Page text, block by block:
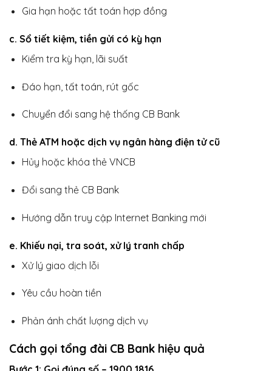
Gia hạn hoặc tất toán hợp đồng
c. Sổ tiết kiệm, tiền gửi có kỳ hạn
Kiểm tra kỳ hạn, lãi suất
Đáo hạn, tất toán, rút gốc
Chuyển đổi sang hệ thống CB Bank
d. Thẻ ATM hoặc dịch vụ ngân hàng điện tử cũ
Hủy hoặc khóa thẻ VNCB
Đổi sang thẻ CB Bank
Hướng dẫn truy cập Internet Banking mới
e. Khiếu nại, tra soát, xử lý tranh chấp
Xử lý giao dịch lỗi
Yêu cầu hoàn tiền
Phản ánh chất lượng dịch vụ
Cách gọi tổng đài CB Bank hiệu quả